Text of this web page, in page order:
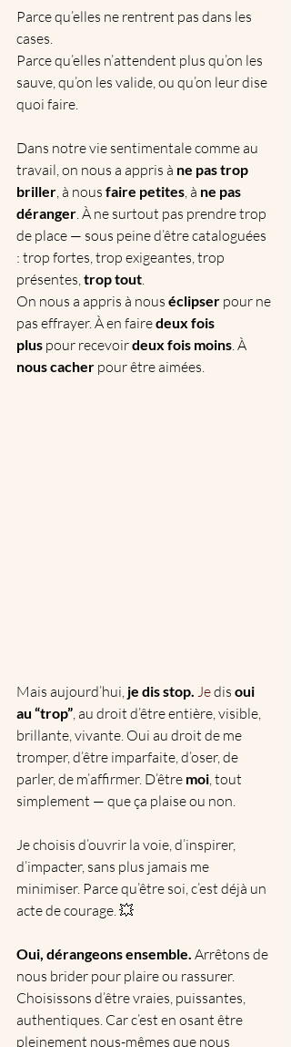
Parce qu’elles ne rentrent pas dans les
cases.
Parce qu’elles n’attendent plus qu’on les
sauve, qu’on les valide, ou qu’on leur dise
quoi faire.
Dans notre vie sentimentale comme au
travail, on nous a appris à ne pas trop
briller , à nous faire petites , à ne pas
déranger . À ne surtout pas prendre trop
de place — sous peine d’être cataloguées
: trop fortes, trop exigeantes, trop
présentes, trop tout
On nous a appris à nous éclipser pour ne
pas effrayer. À en faire deux fois
plus pour recevoir deux fois moins . À
nous cacher pour être aimées.
Mais aujourd’hui, je dis stop. Je dis oui
au “trop” , au droit d’être entière, visible,
brillante, vivante. Oui au droit de me
tromper, d’être imparfaite, d’oser, de
parler, de m’affirmer. D’être moi , tout
simplement — que ça plaise ou non.
Je choisis d’ouvrir la voie, d’inspirer,
d’impacter, sans plus jamais me
minimiser. Parce qu’être soi, c’est déjà un
acte de courage. 💥
Oui, dérangeons ensemble. Arrêtons de
nous brider pour plaire ou rassurer.
Choisissons d’être vraies, puissantes,
authentiques. Car c’est en osant être
pleinement nous-mêmes que nous